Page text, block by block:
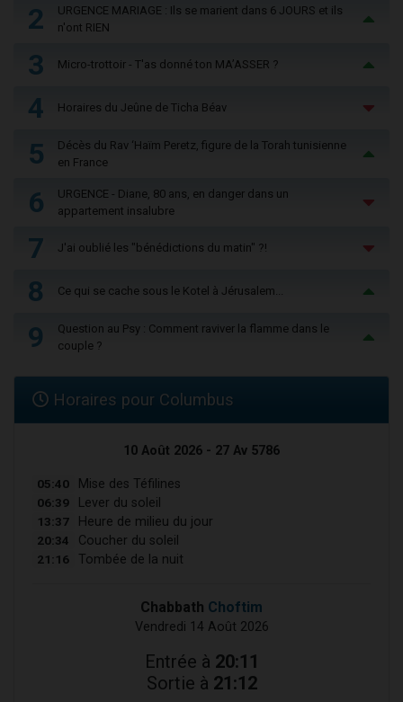
2
URGENCE MARIAGE : Ils se marient dans 6 JOURS et ils
n'ont RIEN
3 Micro-trottoir - T'as donné ton MA’ASSER ?
4 Horaires du Jeûne de Ticha Béav
5
Décès du Rav ‘Haïm Peretz, figure de la Torah tunisienne
en France
6
URGENCE - Diane, 80 ans, en danger dans un
appartement insalubre
7 J'ai oublié les "bénédictions du matin" ?!
8 Ce qui se cache sous le Kotel à Jérusalem...
9
Question au Psy : Comment raviver la flamme dans le
couple ?
Horaires pour Columbus
10 Août 2026 - 27 Av 5786
05:40 Mise des Téfilines
06:39 Lever du soleil
13:37 Heure de milieu du jour
20:34 Coucher du soleil
21:16 Tombée de la nuit
Chabbath Choftim
Vendredi 14 Août 2026
Entrée à 20:11
Sortie à 21:12